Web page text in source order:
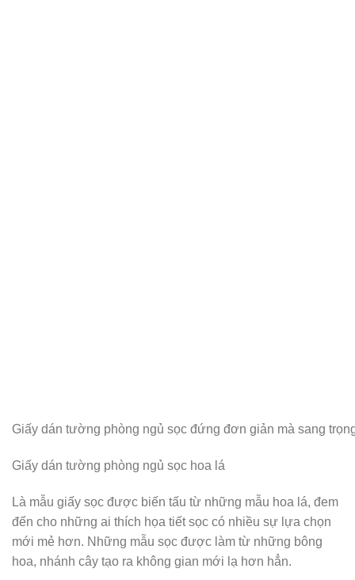
Giấy dán tường phòng ngủ sọc đứng đơn giản mà sang
Giấy dán tường phòng ngủ sọc hoa lá
Là mẫu giấy sọc được biến tấu từ những mẫu hoa lá, đem
đến cho những ai thích họa tiết sọc có nhiều sự lựa chọn
mới mẻ hơn. Những mẫu sọc được làm từ những bông
hoa, nhánh cây tạo ra không gian mới lạ hơn hẳn.